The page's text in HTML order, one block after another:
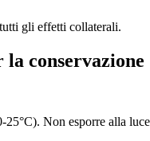
gli effetti collaterali.
conservazione
25°C). Non esporre alla